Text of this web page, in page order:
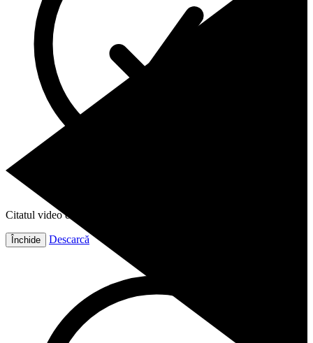
Citatul video este gata!
Închide Descarcă